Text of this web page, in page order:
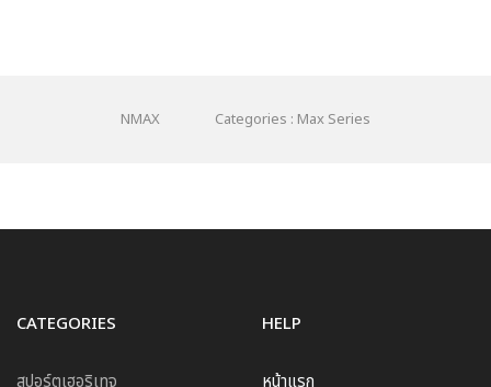
NMAX Categories : Max Series
CATEGORIES
สปอร์ตเฮอริเทจ
HELP
หน้าแรก